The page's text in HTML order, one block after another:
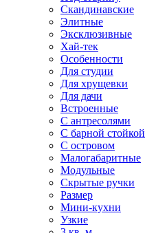
Скандинавские
Элитные
Эксклюзивные
Хай-тек
Особенности
Для студии
Для хрущевки
Для дачи
Встроенные
С антресолями
С барной стойкой
С островом
Малогабаритные
Модульные
Скрытые ручки
Размер
Мини-кухни
Узкие